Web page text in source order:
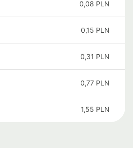
0,08 PLN
0,15 PLN
0,31 PLN
0,77 PLN
1,55 PLN